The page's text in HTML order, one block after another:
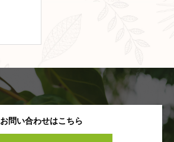
お問い合わせはこちら